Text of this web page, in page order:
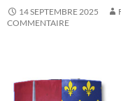
14 SEPTEMBRE 2025
COMMENTAIRE